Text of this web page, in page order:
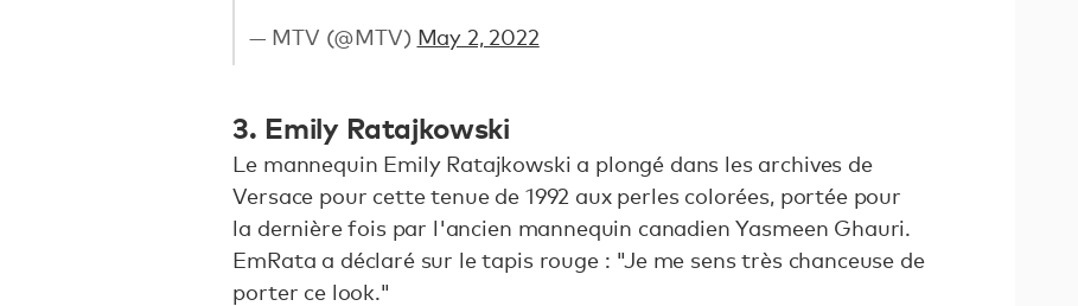
— MTV (@MTV) May 2, 2022
3. Emily Ratajkowski
Le mannequin Emily Ratajkowski a plongé dans les archives de
Versace pour cette tenue de 1992 aux perles colorées, portée pour
la dernière fois par l'ancien mannequin canadien Yasmeen Ghauri.
EmRata a déclaré sur le tapis rouge : "Je me sens très chanceuse de
porter ce look."